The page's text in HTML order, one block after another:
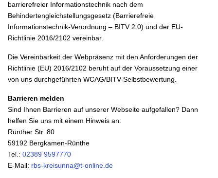
barrierefreier Informationstechnik nach dem
Behindertengleichstellungsgesetz (Barrierefreie
Informationstechnik-Verordnung – BITV 2.0) und der EU-
Richtlinie 2016/2102 vereinbar.
Die Vereinbarkeit der Webpräsenz mit den Anforderungen der
Richtlinie (EU) 2016/2102 beruht auf der Voraussetzung einer
von uns durchgeführten WCAG/BITV-Selbstbewertung.
Barrieren melden
Sind Ihnen Barrieren auf unserer Webseite aufgefallen? Dann
helfen Sie uns mit einem Hinweis an:
Rünther Str. 80
59192 Bergkamen-Rünthe
Tel.:02389 9597770
E-Mail: rbs-kreisunna@t-online.de